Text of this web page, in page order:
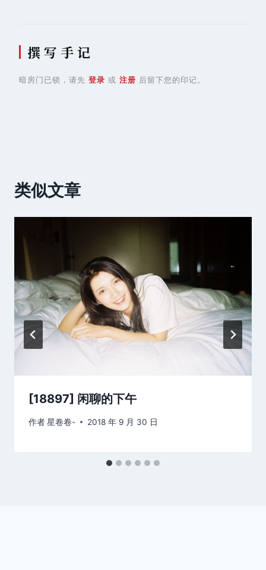
撰 写 手 记
暗房门已锁，请先 登录 或 注册 后留下您的印记。
类似文章
[18897] 闲聊的下午
作者星卷卷- 2018 年 9 月 30 日